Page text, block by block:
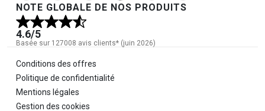
NOTE GLOBALE DE NOS PRODUITS
4.6/5
Basée sur 127008 avis clients* (juin 2026)
Informations légales
Conditions des offres
Politique de confidentialité
Mentions légales
Gestion des cookies